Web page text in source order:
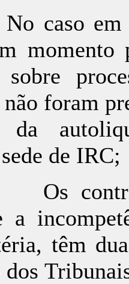
No caso
foram
da
de IRC;
Os
a
têm